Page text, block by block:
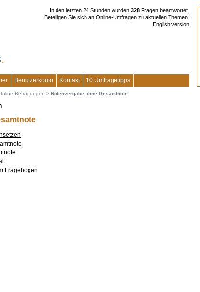
In den letzten 24 Stunden wurden 328 Fragen beantwortet.
Beteiligen Sie sich an Online-Umfragen zu aktuellen Themen.
English version
Benutzerkonto Kontakt 10 Umfragetipps
Befragungen > Notenvergabe ohne Gesamtnote
Fragebogen